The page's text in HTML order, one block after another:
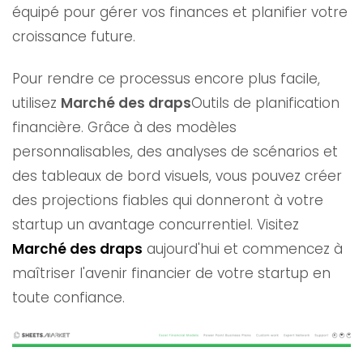
équipé pour gérer vos finances et planifier votre
croissance future.
Pour rendre ce processus encore plus facile,
utilisez Marché des drapsOutils de planification
financière. Grâce à des modèles
personnalisables, des analyses de scénarios et
des tableaux de bord visuels, vous pouvez créer
des projections fiables qui donneront à votre
startup un avantage concurrentiel. Visitez
Marché des draps aujourd'hui et commencez à
maîtriser l'avenir financier de votre startup en
toute confiance.